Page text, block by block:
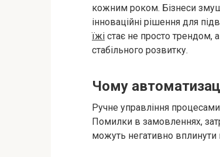
кожним роком. Бізнеси
інноваційні рішення для
їжі стає не просто трендом,
стабільного розвитку.
Чому
Ручне управління
Помилки в замовленнях,
можуть негативно вплинути